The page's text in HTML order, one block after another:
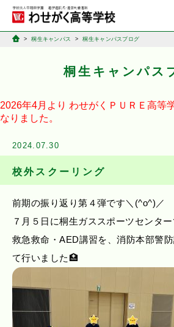
桐生キャンパス 桐生キャンパスブログ
桐生キャンパス
2026年4月より わせがくＰＵＲＥ高等
なりました。
2024.07.30
校外スクーリング
前期の振り返り第４弾です＼(^o^)／
７月５日に桐生ガススポーツセンタ
救急救命・AED講習を、消防本部警
て行いました🏥